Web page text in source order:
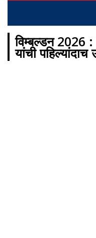
विम्बल्डन 2026
यांची